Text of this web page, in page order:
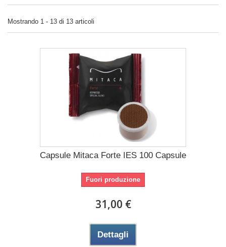
Mostrando 1 - 13 di 13 articoli
Capsule Mitaca Forte IES 100 Capsule
Fuori produzione
31,00 €
Dettagli